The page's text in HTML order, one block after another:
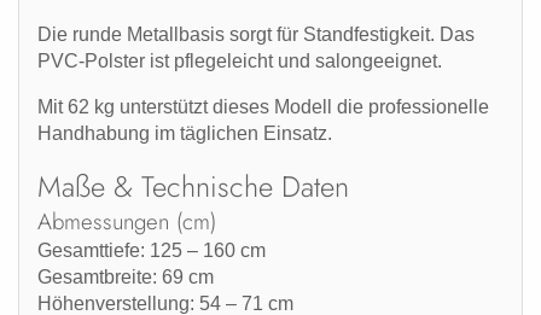
Die runde Metallbasis sorgt für Standfestigkeit. Das
PVC-Polster ist pflegeleicht und salongeeignet.
Mit 62 kg unterstützt dieses Modell die professionelle
Handhabung im täglichen Einsatz.
Maße & Technische Daten
Abmessungen (cm)
Gesamttiefe: 125 – 160 cm
Gesamtbreite: 69 cm
Höhenverstellung: 54 – 71 cm